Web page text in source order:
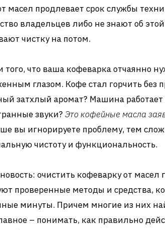
масел продлевает срок службы
владельцев либо не знают об
чистку на потом.
того, что ваша кофеварка отчаянно
глазом. Кофе стал горчить без
затхлый аромат? Машина
звуки? Это кофейные масла
вы игнорируете проблему, тем
чистоту и функциональность.
очистить кофеварку от масел
проверенные методы и средства,
минуты. Причем многие из них
– понимать, как правильно